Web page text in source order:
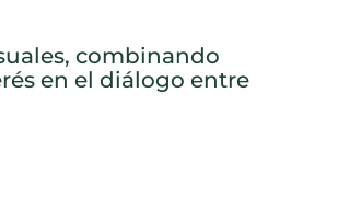
combinando
en el diálogo entre